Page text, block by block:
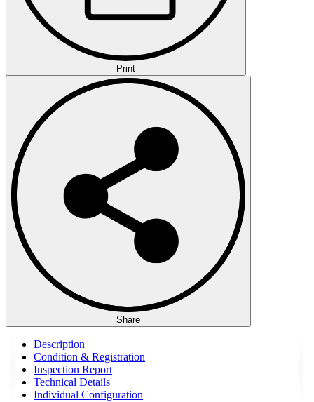
Print
Share
Description
Condition & Registration
Inspection Report
Technical Details
Individual Configuration